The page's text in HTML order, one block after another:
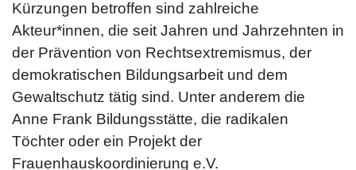
Kürzungen betroffen sind zahlreiche
Akteur*innen, die seit Jahren und Jahrzehnten in
der Prävention von Rechtsextremismus, der
demokratischen Bildungsarbeit und dem
Gewaltschutz tätig sind. Unter anderem die
Anne Frank Bildungsstätte, die radikalen
Töchter oder ein Projekt der
Frauenhauskoordinierung e.V.